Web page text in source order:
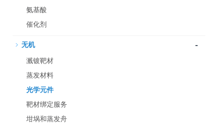
氨基酸
催化剂
无机 -
溅镀靶材
蒸发材料
光学元件
靶材绑定服务
坩埚和蒸发舟